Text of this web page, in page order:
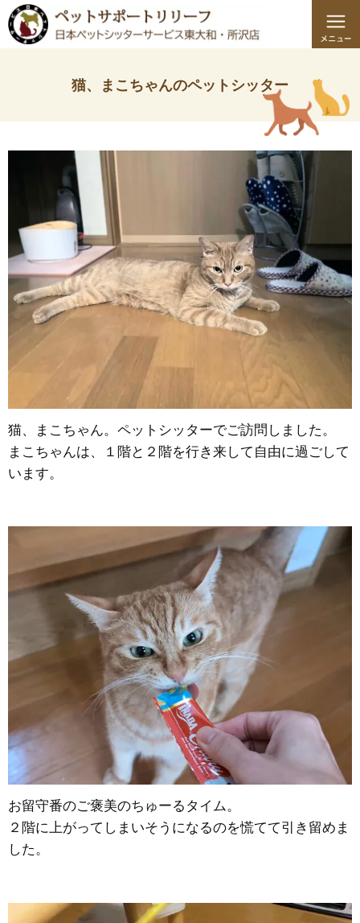
猫、まこちゃんのペットシッター
猫、まこちゃん。ペットシッターでご訪問しました。
まこちゃんは、１階と２階を行き来して自由に過ごして
います。
お留守番のご褒美のちゅーるタイム。
２階に上がってしまいそうになるのを慌てて引き留めま
した。